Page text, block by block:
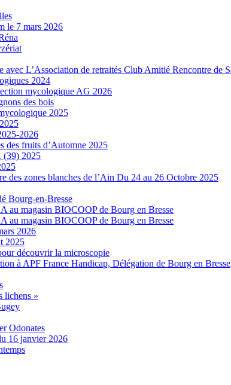
le 7 mars 2026
L’Association de retraités Club Amitié Rencontre de
2024
mycologique AG 2026
des bois
2025
2026
des fruits d’Automne 2025
(39) 2025
des zones blanches de l’Ain Du 24 au 26 Octobre 2025
Bourg-en-Bresse
au magasin BIOCOOP de Bourg en Bresse
au magasin BIOCOOP de Bourg en Bresse
2026
2025
découvrir la microscopie
à APF France Handicap, Délégation de Bourg en Bresse
lichens »
Odonates
16 janvier 2026